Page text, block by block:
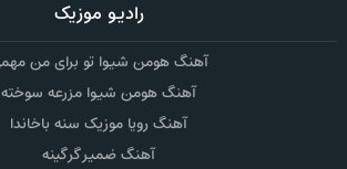
رادیو موزیک
آهنگ هومن شیوا تو برای من
آهنگ هومن شیوا مزرعه سوخته
آهنگ رویا موزیک سنه باخاندا
آهنگ ضمیر گرگینه